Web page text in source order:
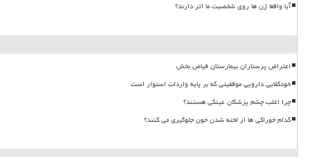
آیا واقعا ژن ها روی شخصیت ما اثر دارند؟
اعتراض پرستاران بیمارستان فیاض بخش
خودکفایی دارویی موفقیتی که بر پایه واردات استوار است
چرا اغلب چشم پزشکان عینکی هستند؟
کدام خوراکی ها از لخته شدن خون جلوگیری می کنند؟